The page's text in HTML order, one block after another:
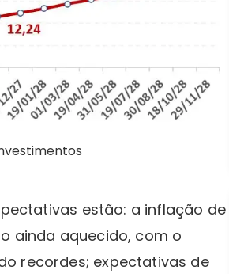
estão: a inflação de
ainda aquecido, com o
recordes; expectativas de